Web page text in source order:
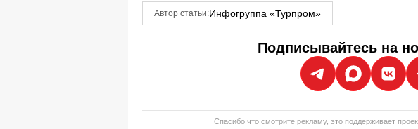
Автор статьи:Инфогруппа «Турпром»
Подписывайтесь на
Спасибо что смотрите рекламу, это поддерживает